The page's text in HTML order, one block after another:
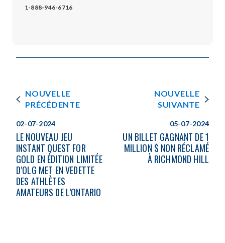
1-888-946-6716
NOUVELLE
PRÉCÉDENTE
02-07-2024
LE NOUVEAU JEU
INSTANT QUEST FOR
GOLD EN ÉDITION LIMITÉE
D’OLG MET EN VEDETTE
DES ATHLÈTES
AMATEURS DE L’ONTARIO
NOUVELLE
SUIVANTE
05-07-2024
UN BILLET GAGNANT DE 1
MILLION $ NON RÉCLAMÉ
À RICHMOND HILL